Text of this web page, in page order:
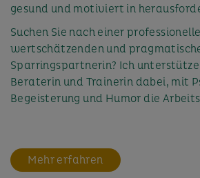
gesund und motiviert in
Suchen Sie nach einer
wertschätzenden und
Sparringspartnerin? Ich unterstütze
Beraterin und Trainerin dabei, mit
Begeisterung und Humor die
Mehr erfahren